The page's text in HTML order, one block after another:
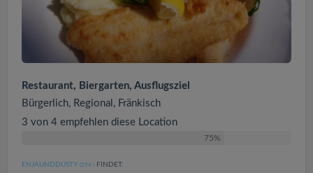
Restaurant, Biergarten, Ausflugsziel
Bürgerlich, Regional, Fränkisch
3 von 4 empfehlen diese Location
75%
ENJAUNDDUSTY (294 ) FINDET: